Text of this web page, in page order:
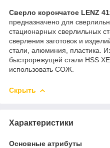
Сверло корончатое LENZ
предназначено для
стационарных сверлильных
сверления заготовок и
стали, алюминия, пластика.
быстрорежущей стали HSS
использовать СОЖ.
Скрыть
Характеристики
Основные атрибуты